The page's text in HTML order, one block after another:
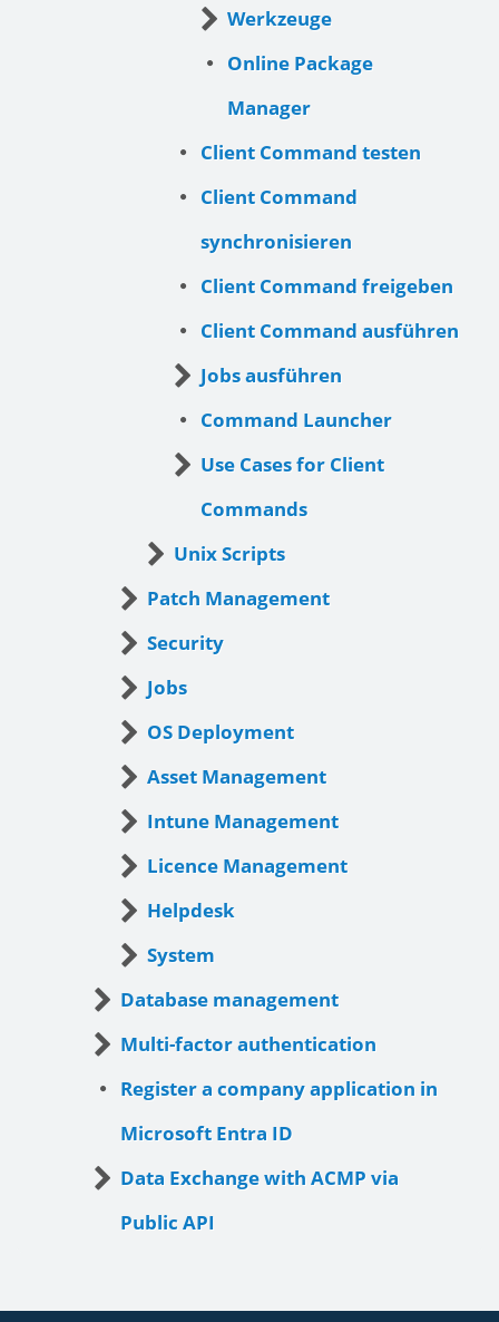
Werkzeuge
Online Package
Manager
Client Command testen
Client Command
synchronisieren
Client Command freigeben
Client Command ausführen
Jobs ausführen
Command Launcher
Use Cases for Client
Commands
Unix Scripts
Patch Management
Security
Jobs
OS Deployment
Asset Management
Intune Management
Licence Management
Helpdesk
System
Database management
Multi-factor authentication
Register a company application in
Microsoft Entra ID
Data Exchange with ACMP via
Public API